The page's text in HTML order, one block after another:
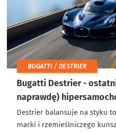
BUGATTI / DESTRIER
Bugatti Destrier -
naprawdę)
Destrier balansuje na styku
marki i rzemieślniczego